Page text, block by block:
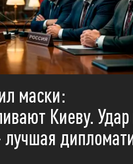
маски:
Киеву.